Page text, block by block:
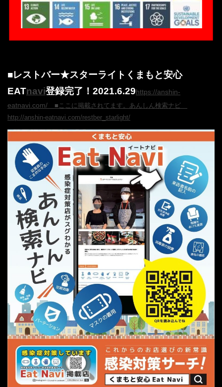
■レストバー★スターライトくまもと安心
EATnavi登録完了！2021.6.29https://anshin-
eatnavi.com/ ■ここに掲載されてます。 あんしん検索ナビ
http://anshin-eatnavi.com/restber_starlight/